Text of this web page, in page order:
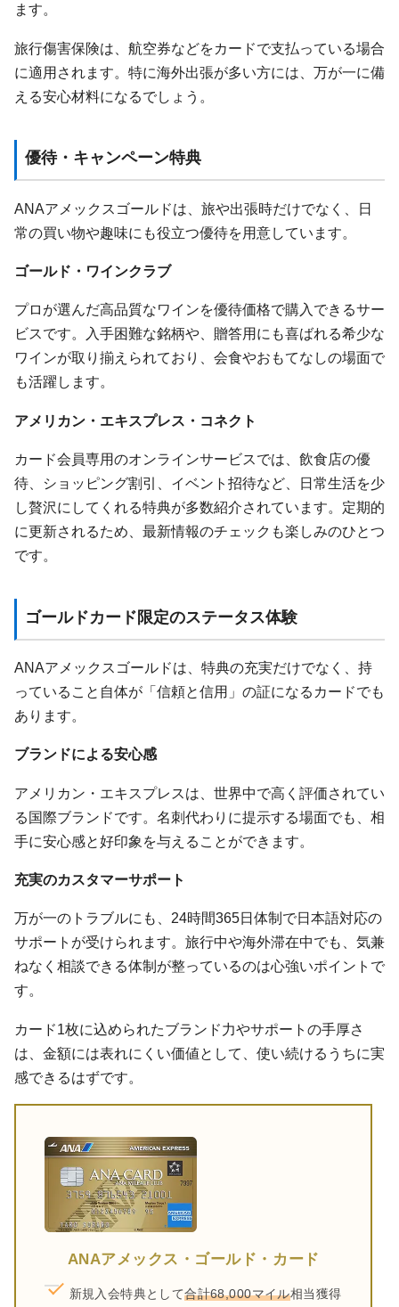
ます。
旅行傷害保険は、航空券などをカードで支払っている場合
に適用されます。特に海外出張が多い方には、万が一に備
える安心材料になるでしょう。
優待・キャンペーン特典
ANAアメックスゴールドは、旅や出張時だけでなく、日
常の買い物や趣味にも役立つ優待を用意しています。
ゴールド・ワインクラブ
プロが選んだ高品質なワインを優待価格で購入できるサー
ビスです。入手困難な銘柄や、贈答用にも喜ばれる希少な
ワインが取り揃えられており、会食やおもてなしの場面で
も活躍します。
アメリカン・エキスプレス・コネクト
カード会員専用のオンラインサービスでは、飲食店の優
待、ショッピング割引、イベント招待など、日常生活を少
し贅沢にしてくれる特典が多数紹介されています。定期的
に更新されるため、最新情報のチェックも楽しみのひとつ
です。
ゴールドカード限定のステータス体験
ANAアメックスゴールドは、特典の充実だけでなく、持
っていること自体が「信頼と信用」の証になるカードでも
あります。
ブランドによる安心感
アメリカン・エキスプレスは、世界中で高く評価されてい
る国際ブランドです。名刺代わりに提示する場面でも、相
手に安心感と好印象を与えることができます。
充実のカスタマーサポート
万が一のトラブルにも、24時間365日体制で日本語対応の
サポートが受けられます。旅行中や海外滞在中でも、気兼
ねなく相談できる体制が整っているのは心強いポイントで
す。
カード1枚に込められたブランド力やサポートの手厚さ
は、金額には表れにくい価値として、使い続けるうちに実
感できるはずです。
ANAアメックス・ゴールド・カード
新規入会特典として合計68,000マイル相当獲得